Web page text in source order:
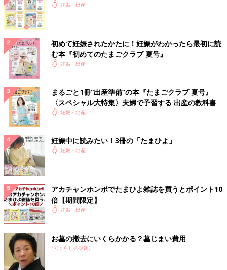
妊娠・出産
初めて妊娠されたかたに！妊娠がわかったら最初に読
む本『初めてのたまごクラブ 夏号』
妊娠・出産
まるごと1冊“出産準備”の本『たまごクラブ 夏号』
〈スペシャル大特集〉夫婦で予習する 出産の教科書
妊娠・出産
妊娠中に読みたい！3冊の「たまひよ」
妊娠・出産
アカチャンホンポでたまひよ雑誌を買うとポイント10
倍【期間限定】
妊娠・出産
お墓の撤去にいくらかかる？墓じまい費用
PR(くらしの話題)